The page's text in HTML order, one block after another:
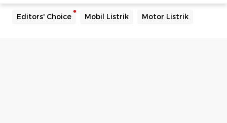
Editors' Choice Mobil Listrik Motor Listrik